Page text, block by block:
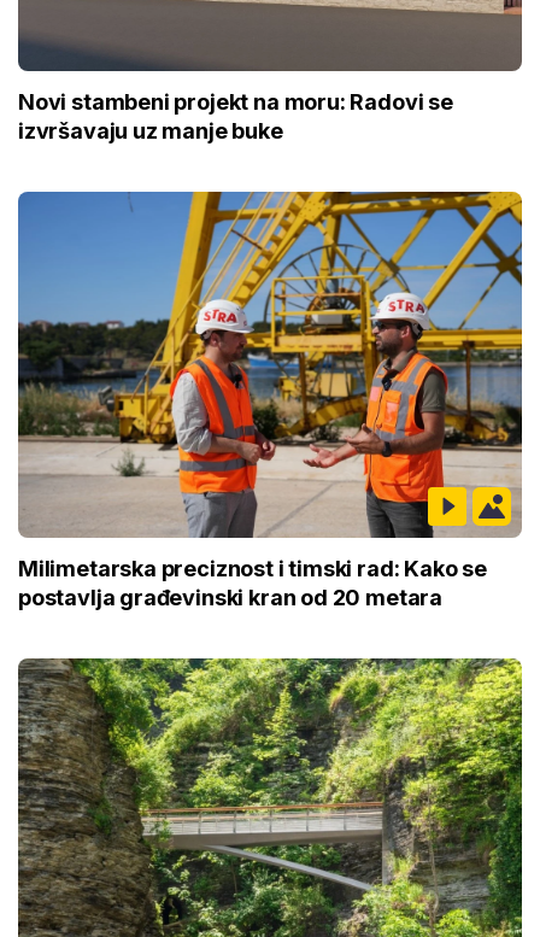
Novi stambeni projekt na moru: Radovi se
izvršavaju uz manje buke
Milimetarska preciznost i timski rad: Kako se
postavlja građevinski kran od 20 metara